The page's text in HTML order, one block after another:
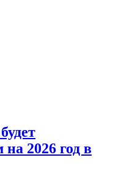
2026 год в